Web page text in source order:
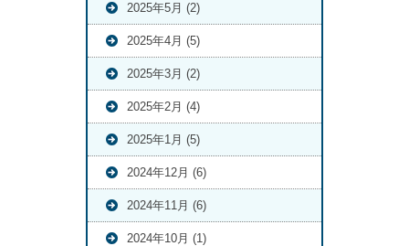
2025年5月 (2)
2025年4月 (5)
2025年3月 (2)
2025年2月 (4)
2025年1月 (5)
2024年12月 (6)
2024年11月 (6)
2024年10月 (1)